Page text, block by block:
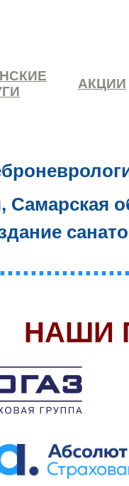
АКЦИИ
Самарская
НАШИ